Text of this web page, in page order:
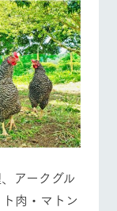
アークグル
肉・マトン